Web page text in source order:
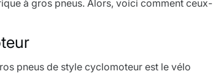
à gros pneus. Alors, voici comment ceux-
pneus de style cyclomoteur est le vélo